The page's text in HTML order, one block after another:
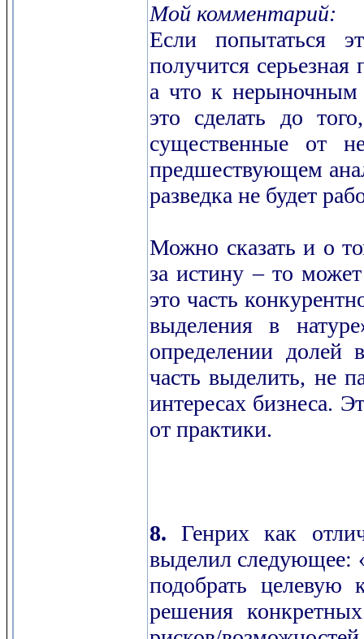
Мой комментарий:
Если попытаться
получится
а что к нерыночным
это сделать до
существенные от
предшествующем
разведка не будет
Можно сказать и о
за истину – то
это часть
выделения в
определении долей
часть выделить, не
интересах бизнеса.
от практики.
8.Генрих как
выделил следующее:
подобрать целевую
решения